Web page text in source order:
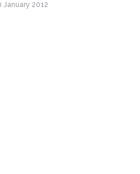
January 2012